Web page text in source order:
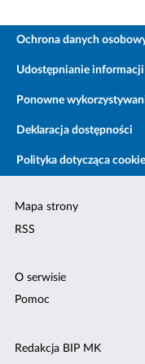
Ochrona danych
Udostępnianie
Ponowne
Deklaracja dostępności
Polityka dotycząca
Mapa strony
RSS
O serwisie
Pomoc
Redakcja BIP MK